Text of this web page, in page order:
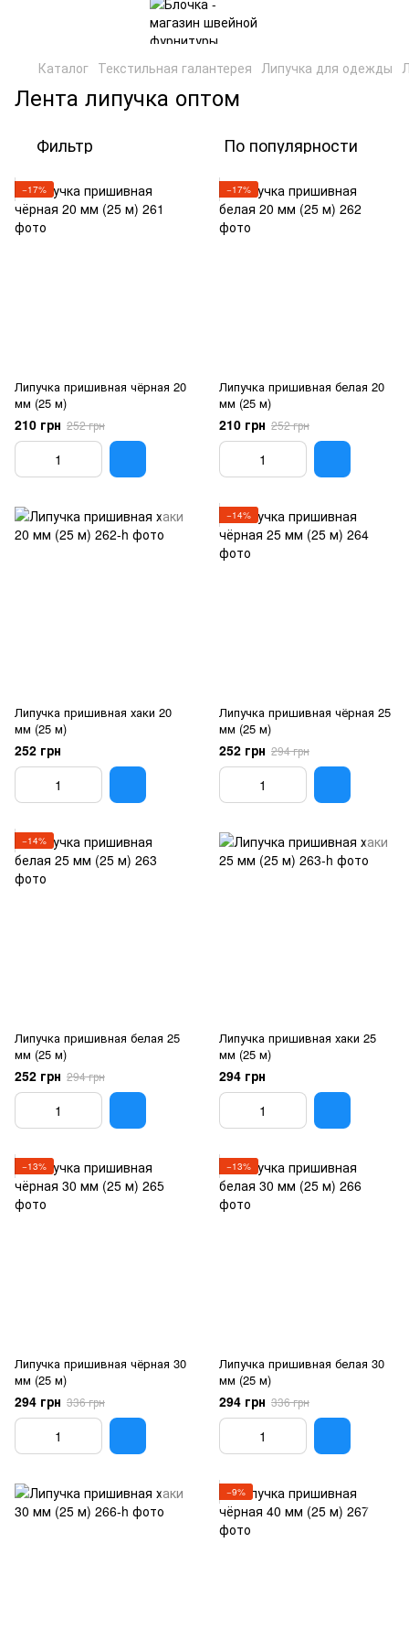
Каталог Текстильная галантерея Липучка для одежды
Лента липучка оптом
Фильтр По популярности
−17%
Липучка пришивная чёрная 20
мм (25 м)
210 грн 252 грн
−17%
Липучка пришивная белая 20
мм (25 м)
210 грн 252 грн
Липучка пришивная хаки 20
мм (25 м)
252 грн
−14%
Липучка пришивная чёрная 25
мм (25 м)
252 грн 294 грн
−14%
Липучка пришивная белая 25
мм (25 м)
252 грн 294 грн
Липучка пришивная хаки 25
мм (25 м)
294 грн
−13%
Липучка пришивная чёрная 30
мм (25 м)
294 грн 336 грн
−13%
Липучка пришивная белая 30
мм (25 м)
294 грн 336 грн
−9%